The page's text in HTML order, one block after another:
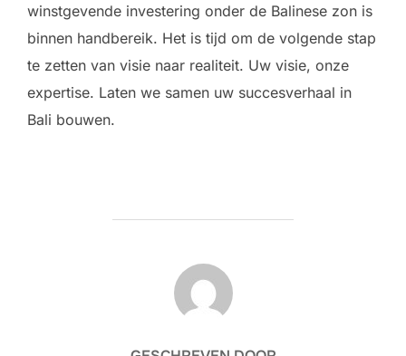
winstgevende investering onder de Balinese zon is
binnen handbereik. Het is tijd om de volgende stap
te zetten van visie naar realiteit. Uw visie, onze
expertise. Laten we samen uw succesverhaal in
Bali bouwen.
BERICHTAUTEUR